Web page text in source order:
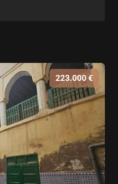
223.000 €